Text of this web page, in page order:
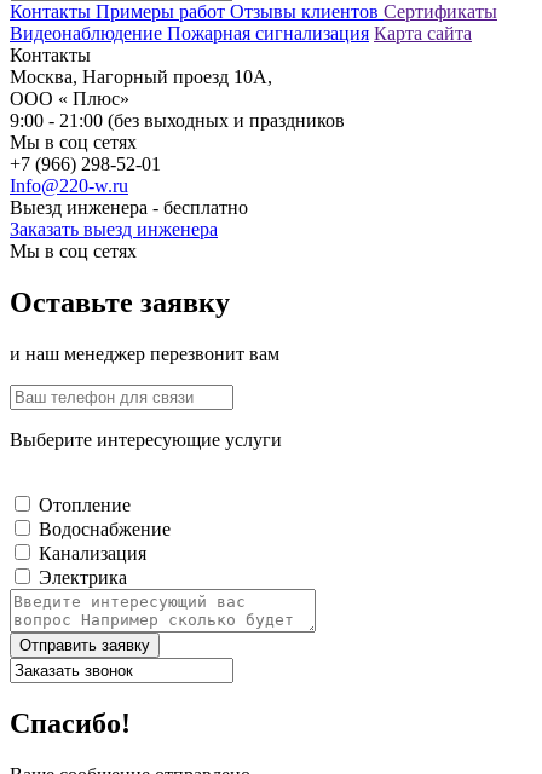
Контакты Примеры работ Отзывы клиентов Сертификаты
Видеонаблюдение Пожарная сигнализация Карта сайта
Контакты
Москва, Нагорный проезд 10А,
ООО « Плюс»
9:00 - 21:00 (без выходных и праздников
Мы в соц сетях
+7 (966) 298-52-01
Info@220-w.ru
Выезд инженера - бесплатно
Заказать выезд инженера
Мы в соц сетях
Оставьте заявку
и наш менеджер перезвонит вам
Выберите интересующие услуги
Отопление
Водоснабжение
Канализация
Электрика
Отправить заявку
Спасибо!